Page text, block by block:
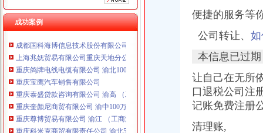
成功案例
重庆安赐商贸有限公司 渝江10万 （工商注册）
重庆华康假肢矫形有限公司 渝中120万 （增资）
成都国科海博信息技术股份有限公司重庆分公司 渝江 （工商注册）
上海兆妩贸易有限公司重庆天地分公司 渝中 （工商注册）
重庆鸽牌电线电缆有限公司 渝北10010万 (进出口权)
重庆宝鹰汽车销售有限公司
重庆泰盛贷款咨询有限公司 渝高 （工商注册）
重庆奎颜尼商贸有限公司 渝中100万 （工商注册）
重庆尊博贸易有限公司 渝江 （工商注册）
重庆科米克商贸有限责任公司 渝北50万 （工商注册）
重庆盛旗投资咨询有限公司 渝中10万 （工商注册）
便捷的服务等
公司转让、
本信息已过
让自己在无所
口退税公司注
记账免费注册
清理账,